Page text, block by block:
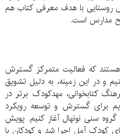
با هدف معرفی کتاب هم
مدارس است.
که فعالیت متمرکز گسترش
و در این زمینه، به دلیل تشویق
کتابخوانی، مهدکودک برتر در
برای گسترش و توسعه رویکرد
گروه سنی نونهال آغاز کنیم. پویش
کودک آمل اجرا شد و کودکان با